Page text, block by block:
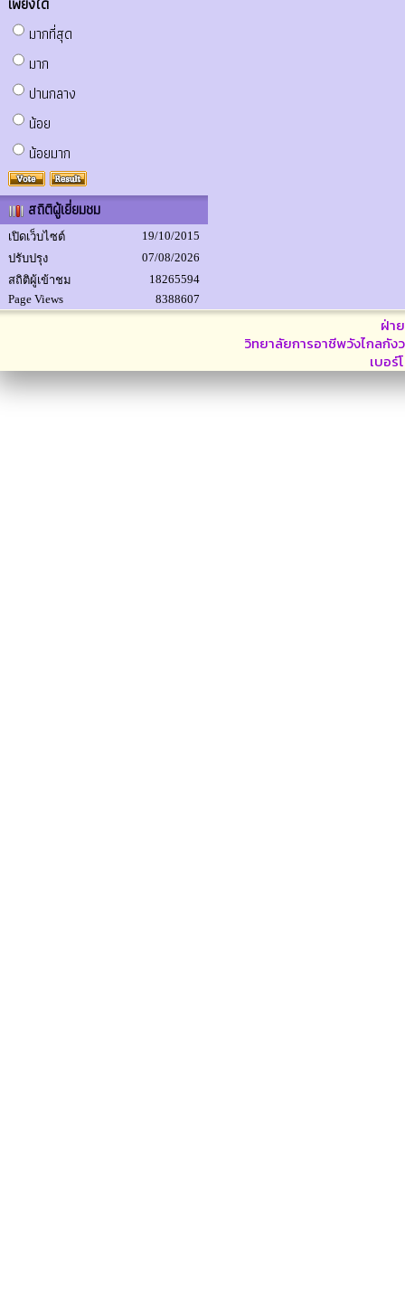
มากที่สุด
มาก
ปานกลาง
น้อย
น้อยมาก
สถิติผู้เยี่ยมชม
เปิดเว็บไซต์
19/10/2015
ปรับปรุง
07/08/2026
สถิติผู้เข้าชม
18265594
Page Views
8388607
ฝ่า
วิทยาลัยการอาชีพวังไกลกัง
เบอ